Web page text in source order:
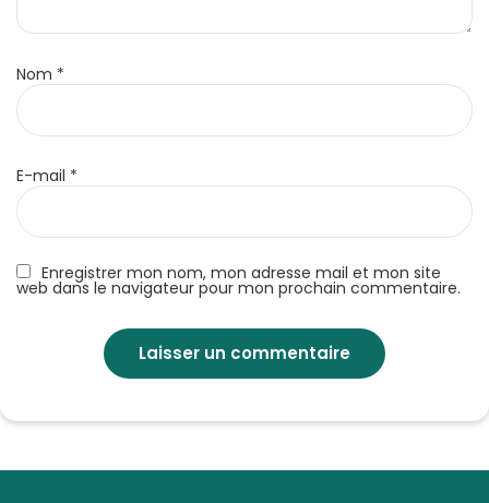
Enregistrer mon nom, mon adresse mail et mon site
web dans le navigateur pour mon prochain commentaire.
Nom *
E-mail *